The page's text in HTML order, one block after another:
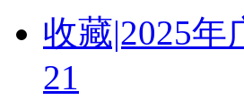
收藏|2025
21